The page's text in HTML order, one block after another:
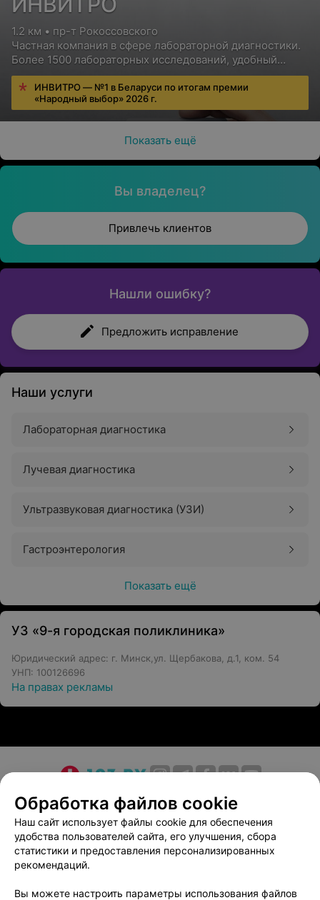
1.2 км • пр-т Рокоссовского
Частная компания в сфере лабораторной диагностики.
Более 1500 лабораторных исследований, удобный
сервис для пациентов, бесплатная консультация врача
ИНВИТРО — №1 в Беларуси по итогам премии
«Народный выбор» 2026 г.
Показать ещё
Вы владелец?
Привлечь клиентов
Нашли ошибку?
Предложить исправление
Наши услуги
Лабораторная диагностика
Лучевая диагностика
Ультразвуковая диагностика (УЗИ)
Гастроэнтерология
Показать ещё
УЗ «9-я городская поликлиника»
Юридический адрес: г. Минск,ул. Щербакова, д.1, ком. 54
УНП: 100126696
На правах рекламы
О проекте Новости проекта
Размещение рекламы
Медицинский маркетинг
Публичный договор
Пользовательское соглашение
Способы оплаты
Вакансии
Партнеры
Написать в поддержку
Обработка файлов cookie
Наш сайт использует файлы cookie для обеспечения
удобства пользователей сайта, его улучшения, сбора
статистики и предоставления персонализированных
рекомендаций.
Вы можете настроить параметры использования файлов